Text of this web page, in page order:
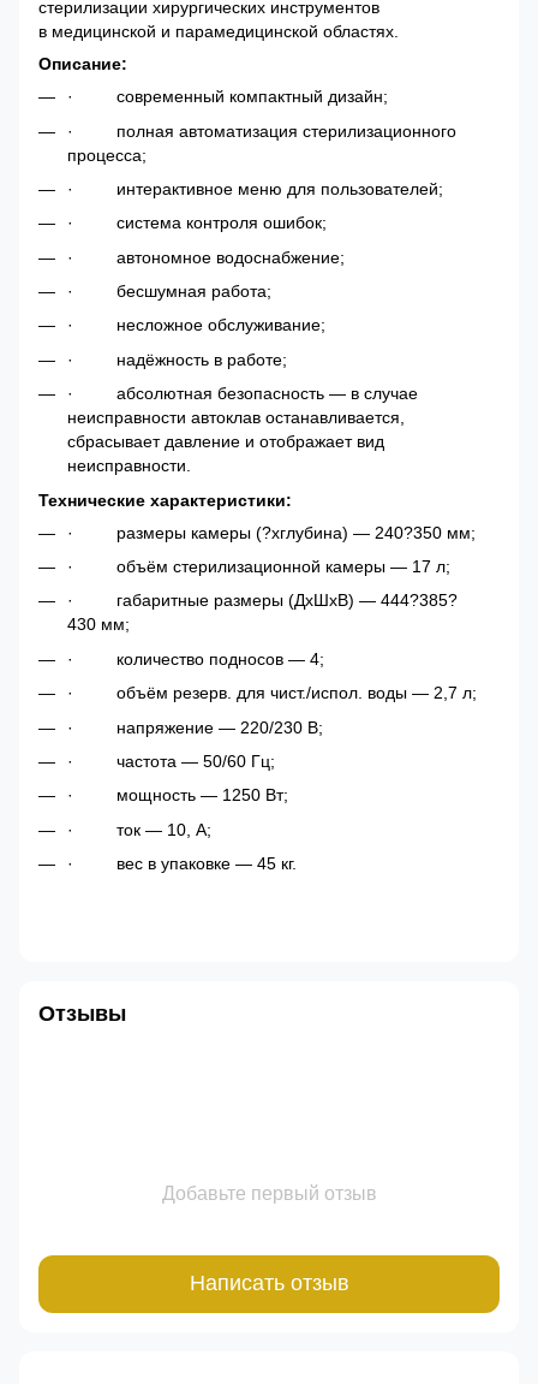
стерилизации хирургических инструментов
в медицинской и парамедицинской областях.
Описание:
·
современный компактный дизайн;
·
полная автоматизация стерилизационного
процесса;
·
интерактивное меню для пользователей;
·
система контроля ошибок;
·
автономное водоснабжение;
·
бесшумная работа;
·
несложное обслуживание;
·
надёжность в работе;
·
абсолютная безопасность — в случае
неисправности автоклав останавливается,
сбрасывает давление и отображает вид
неисправности.
Технические характеристики:
·
размеры камеры (?xглубина) — 240?350 мм;
·
объём стерилизационной камеры — 17 л;
·
габаритные размеры (ДхШхВ) — 444?385?
430 мм;
·
количество подносов — 4;
·
объём резерв. для чист./испол. воды — 2,7 л;
·
напряжение — 220/230 В;
·
частота — 50/60 Гц;
·
мощность — 1250 Вт;
·
ток — 10, А;
·
вес в упаковке — 45 кг.
Отзывы
Добавьте первый отзыв
Написать отзыв